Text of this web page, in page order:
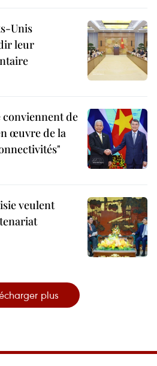
Unis
leur
de
œuvre de la
veulent
plus